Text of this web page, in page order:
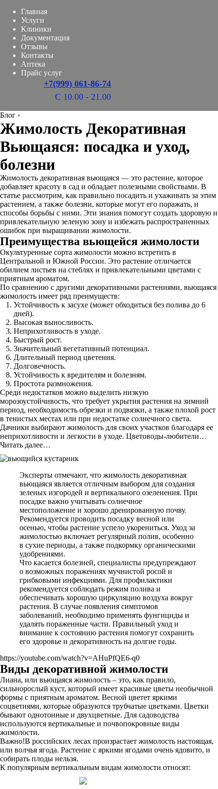
Главная
Услуги
Клиники
Документация
Отзывы
Контакты
Аптека
Прайс услуг
+7(999) 061-86-74
С 10.00 - 21.00
Блог ›
Жимолость Декоративная
Вьющаяся: посадка и уход,
болезни
Жимолость декоративная вьющаяся — это растение, которое
добавляет красоту в сад и обладает полезными свойствами. В
статье рассмотрим, как правильно посадить и ухаживать за этим
растением, а также болезни, которые могут его поражать, и
способы борьбы с ними. Эти знания помогут создать здоровую и
привлекательную зеленую зону и избежать распространенных
ошибок при выращивании жимолости.
Преимущества вьющейся жимолости
Окультуренные сорта жимолости можно встретить в
Центральной и Южной России. Это растение отличается
обилием листьев на стеблях и привлекательными цветами с
приятным ароматом.
По сравнению с другими декоративными растениями, вьющаяся
жимолость имеет ряд преимуществ:
Устойчивость к засухе (может обходиться без полива до 6
дней).
Высокая выносливость.
Неприхотливость в уходе.
Быстрый рост.
Значительный вегетативный потенциал.
Длительный период цветения.
Долговечность.
Устойчивость к вредителям и болезням.
Простота размножения.
Среди недостатков можно выделить низкую
морозоустойчивость, что требует укрытия растения на зимний
период, необходимость обрезки и подвязки, а также плохой рост
в тенистых местах или при недостатке солнечного света.
Дачники выбирают жимолость для своих участков благодаря ее
неприхотливости и легкости в уходе. Цветоводы-любители…
Читать далее…
Эксперты отмечают, что жимолость декоративная
вьющаяся является отличным выбором для создания
зеленых изгородей и вертикального озеленения. При
посадке важно учитывать солнечное
местоположение и хорошо дренированную почву.
Рекомендуется проводить посадку весной или
осенью, чтобы растение успело укорениться. Уход за
жимолостью включает регулярный полив, особенно
в сухие периоды, а также подкормку органическими
удобрениями.
Что касается болезней, специалисты предупреждают
о возможных поражениях мучнистой росой и
грибковыми инфекциями. Для профилактики
рекомендуется соблюдать режим полива и
обеспечивать хорошую циркуляцию воздуха вокруг
растения. В случае появления симптомов
заболеваний, необходимо применять фунгициды и
удалять пораженные части. Правильный уход и
внимание к состоянию растения помогут сохранить
его здоровье и декоративность на долгие годы.
https://youtube.com/watch?v=AHuPfQE6-q0
Виды декоративной жимолости
Лиана, или вьющаяся жимолость – это, как правило,
сильнорослый куст, который имеет красивые цветы необычной
формы с приятным ароматом. Весной цветет яркими
соцветиями, которые образуются трубчатые цветками. Цветки
бывают однотонные и двухцветные. Для садоводства
используются вертикальные и почвопокровные виды
жимолости.
Важно!В российских лесах произрастает жимолость настоящая,
или волчья ягода. Растение с яркими ягодами очень ядовито, и
собирать плоды нельзя.
К популярным вертикальным видам жимолости относят: